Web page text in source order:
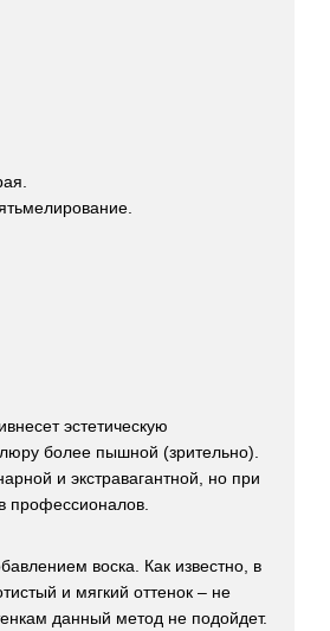
эстетическую
более пышной (зрительно).
и экстравагантной, но при
профессионалов.
воска. Как известно, в
и мягкий оттенок – не
данный метод не подойдет.